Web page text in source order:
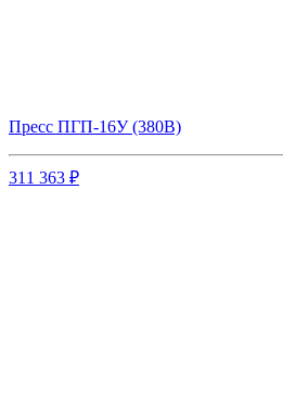
Пресс ПГП-16У (380В)
311 363 ₽